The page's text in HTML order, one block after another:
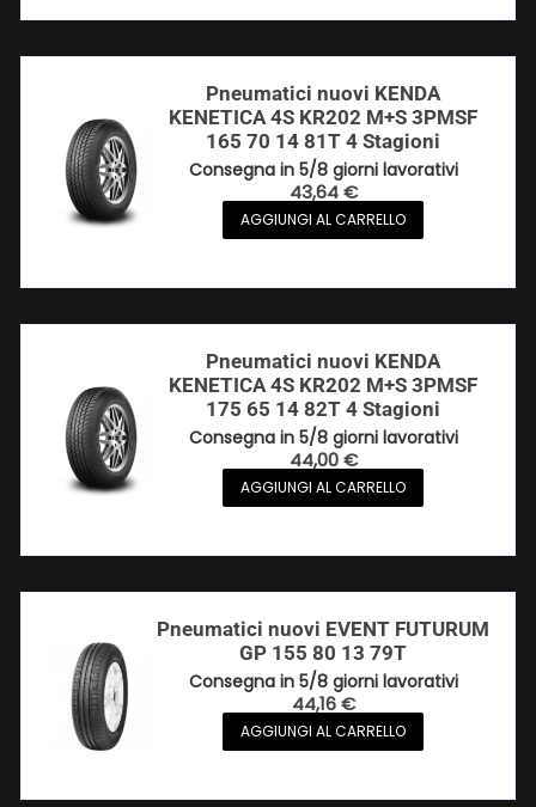
Pneumatici nuovi KENDA
KENETICA 4S KR202 M+S 3PMSF
165 70 14 81T 4 Stagioni
Consegna in 5/8 giorni lavorativi
43,64€
AGGIUNGI AL CARRELLO
Pneumatici nuovi KENDA
KENETICA 4S KR202 M+S 3PMSF
175 65 14 82T 4 Stagioni
Consegna in 5/8 giorni lavorativi
44,00€
AGGIUNGI AL CARRELLO
Pneumatici nuovi EVENT FUTURUM
GP 155 80 13 79T
Consegna in 5/8 giorni lavorativi
44,16€
AGGIUNGI AL CARRELLO